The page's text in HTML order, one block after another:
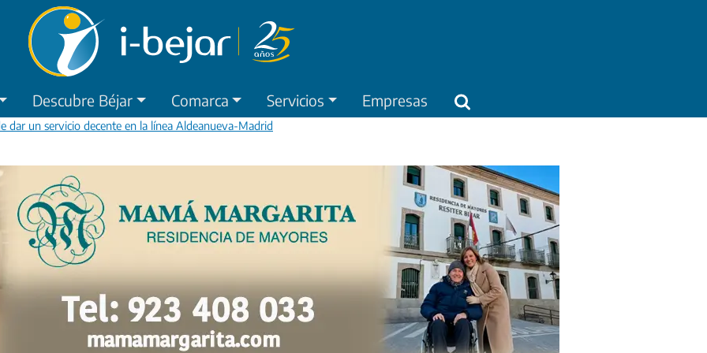
Descubre Béjar Comarca Servicios Empresas
dar un servicio decente en la línea Aldeanueva-Madrid